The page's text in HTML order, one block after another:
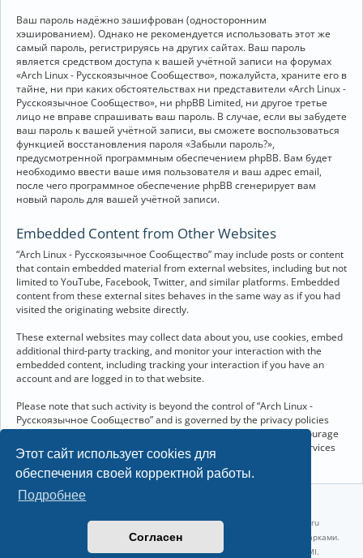
Этот сайт использует cookies для
обеспечения своей корректной работы.
Подробнее
Согласен
Ваш пароль надёжно зашифрован (односторонним
хэшированием). Однако не рекомендуется использовать этот же
самый пароль, регистрируясь на других сайтах. Ваш пароль
является средством доступа к вашей учётной записи на форумах
«Arch Linux - Русскоязычное Сообщество», пожалуйста, храните его в
тайне, ни при каких обстоятельствах ни представители «Arch Linux -
Русскоязычное Сообщество», ни phpBB Limited, ни другое третье
лицо не вправе спрашивать ваш пароль. В случае, если вы забудете
ваш пароль к вашей учётной записи, вы сможете воспользоваться
функцией восстановления пароля «Забыли пароль?»,
предусмотренной программным обеспечением phpBB. Вам будет
необходимо ввести ваше имя пользователя и ваш адрес email,
после чего программное обеспечение phpBB сгенерирует вам
новый пароль для вашей учётной записи.
Embedded Content from Other Websites
“Arch Linux - Русскоязычное Сообщество” may include posts or content
that contain embedded material from external websites, including but not
limited to YouTube, Facebook, Twitter, and similar platforms. Embedded
content from these external sites behaves in the same way as if you had
visited the originating website directly.
These external websites may collect data about you, use cookies, embed
additional third-party tracking, and monitor your interaction with the
embedded content, including tracking your interaction if you have an
account and are logged in to that website.
Please note that such activity is beyond the control of “Arch Linux -
Русскоязычное Сообщество” and is governed by the privacy policies
and terms of service of the respective external websites. We encourage
you to review the privacy and cookie policies of any third-party services
you interact with through embedded content.
Linux 6.18.40-1-lts x86_64 GNU/Linux 2026-07-26 08:48:12 |
vps reg.ru
Название и логотип Arch Linux ™ являются признанными торговыми марками.
Linux ® — зарегистрированная торговая марка Linus Torvalds и LMI.